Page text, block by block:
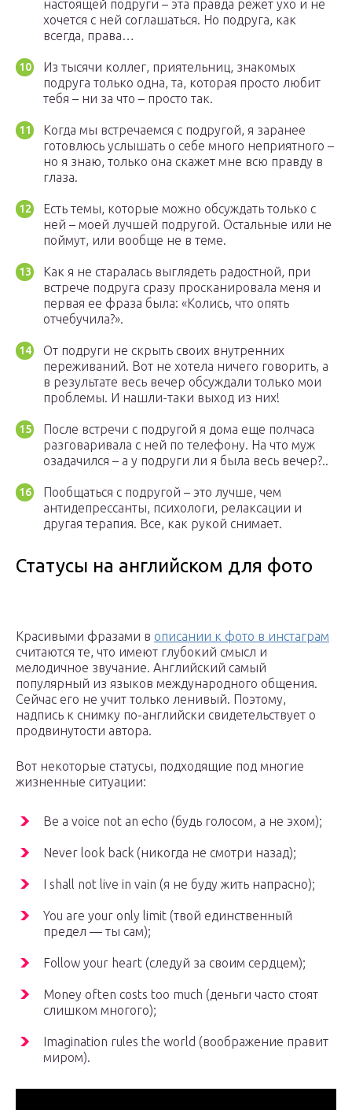
настоящей подруги – эта правда режет ухо и не
хочется с ней соглашаться. Но подруга, как
всегда, права…
Из тысячи коллег, приятельниц, знакомых
подруга только одна, та, которая просто любит
тебя – ни за что – просто так.
Когда мы встречаемся с подругой, я заранее
готовлюсь услышать о себе много неприятного –
но я знаю, только она скажет мне всю правду в
глаза.
Есть темы, которые можно обсуждать только с
ней – моей лучшей подругой. Остальные или не
поймут, или вообще не в теме.
Как я не старалась выглядеть радостной, при
встрече подруга сразу просканировала меня и
первая ее фраза была: «Колись, что опять
отчебучила?».
От подруги не скрыть своих внутренних
переживаний. Вот не хотела ничего говорить, а
в результате весь вечер обсуждали только мои
проблемы. И нашли-таки выход из них!
После встречи с подругой я дома еще полчаса
разговаривала с ней по телефону. На что муж
озадачился – а у подруги ли я была весь вечер?..
Пообщаться с подругой – это лучше, чем
антидепрессанты, психологи, релаксации и
другая терапия. Все, как рукой снимает.
Статусы на английском для фото
Красивыми фразами в описании к фото в инстаграм
считаются те, что имеют глубокий смысл и
мелодичное звучание. Английский самый
популярный из языков международного общения.
Сейчас его не учит только ленивый. Поэтому,
надпись к снимку по-английски свидетельствует о
продвинутости автора.
Вот некоторые статусы, подходящие под многие
жизненные ситуации:
Be a voice not an echo (будь голосом, а не эхом);
Never look back (никогда не смотри назад);
I shall not live in vain (я не буду жить напрасно);
You are your only limit (твой единственный
предел — ты сам);
Follow your heart (следуй за своим сердцем);
Money often costs too much (деньги часто стоят
слишком многого);
Imagination rules the world (воображение правит
миром).